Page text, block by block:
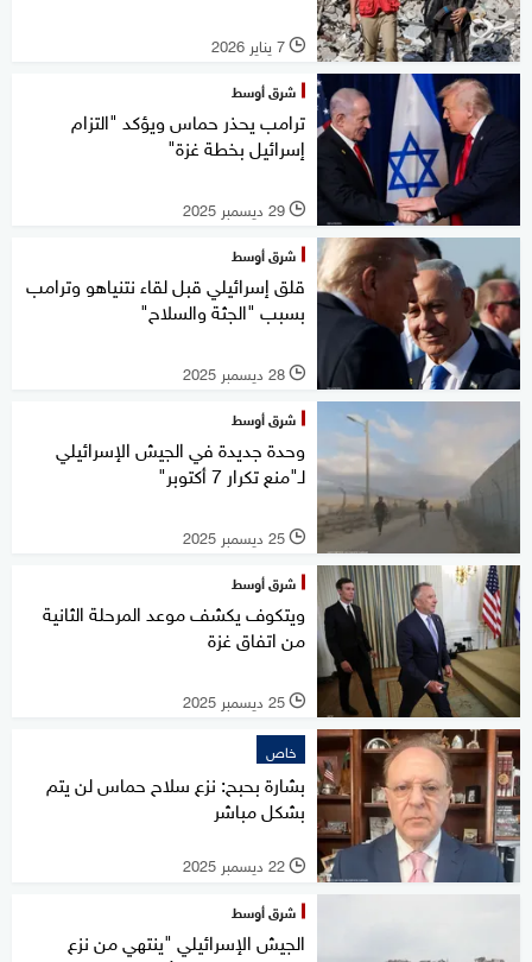
l 7 يناير 2026
شرق أوسط
ترامب يحذر حماس ويؤكد "التزام
إسرائيل بخطة غزة"
l 29 ديسمبر 2025
شرق أوسط
قلق إسرائيلي قبل لقاء نتنياهو وترامب
بسبب "الجثة والسلاح"
l 28 ديسمبر 2025
شرق أوسط
وحدة جديدة في الجيش الإسرائيلي
لـ"منع تكرار 7 أكتوبر"
l 25 ديسمبر 2025
شرق أوسط
ويتكوف يكشف موعد المرحلة الثانية
من اتفاق غزة
l 25 ديسمبر 2025
خاص
بشارة بحبح: نزع سلاح حماس لن يتم
بشكل مباشر
l 22 ديسمبر 2025
شرق أوسط
الجيش الإسرائيلي "ينتهي من نزع